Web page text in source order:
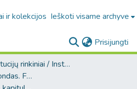
ir kolekcijos Ieškoti visame archyve
Prisijungti
5.3. Institucijų rinkiniai / Institutional collections
Vilniaus kapitulos fondas. F43